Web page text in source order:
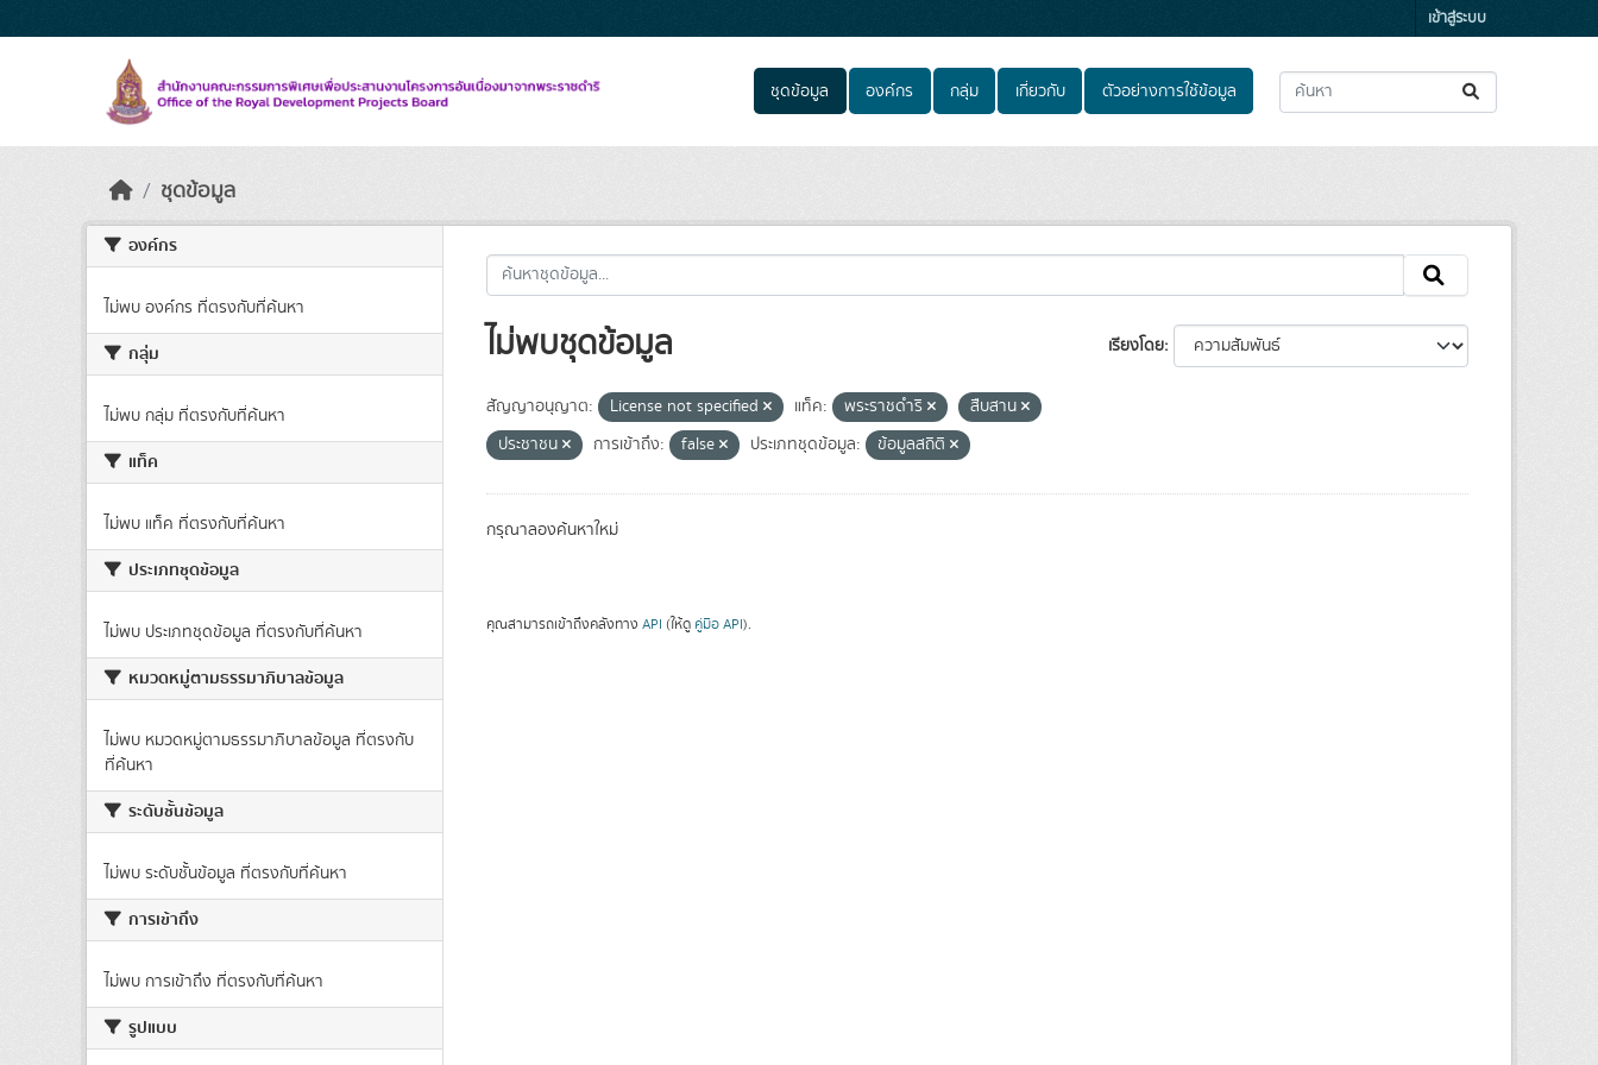
เข้าสู่ระบบ
ชุดข้อมูล องค์กร กลุ่ม เกี่ยวกับ ตัวอย่างการใช้ข้อมูล
ชุดข้อมูล
องค์กร
ไม่พบ องค์กร ที่ตรงกับที่ค้นหา
กลุ่ม
ไม่พบ กลุ่ม ที่ตรงกับที่ค้นหา
แท็ค
ไม่พบ แท็ค ที่ตรงกับที่ค้นหา
ประเภทชุดข้อมูล
ไม่พบ ประเภทชุดข้อมูล ที่ตรงกับที่ค้นหา
หมวดหมู่ตามธรรมาภิบาลข้อมูล
ไม่พบ หมวดหมู่ตามธรรมาภิบาลข้อมูล ที่ตรงกับ
ที่ค้นหา
ระดับชั้นข้อมูล
ไม่พบ ระดับชั้นข้อมูล ที่ตรงกับที่ค้นหา
การเข้าถึง
ไม่พบ การเข้าถึง ที่ตรงกับที่ค้นหา
รูปแบบ
เรียงโดย
ไม่พบชุดข้อมูล
สัญญาอนุญาต: License not specified แท็ค: พระราชดำริ
สืบสาน
ประชาชน
การเข้าถึง: false ประเภทชุดข้อมูล: ข้อมูลสถิติ
กรุณาลองค้นหาใหม่
คุณสามารถเข้าถึงคลังทาง API (ให้ดู คู่มือ API).